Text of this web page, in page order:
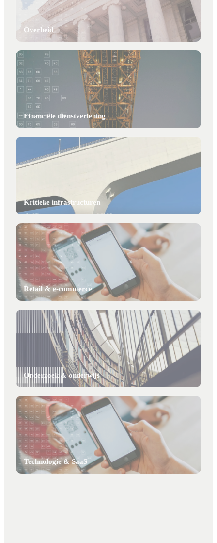
Overheid
Financiële dienstverlening
Kritieke infrastructuren
Retail & e-commerce
Onderzoek & onderwijs
Technologie & SaaS